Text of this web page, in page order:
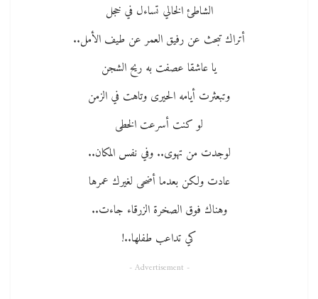
الشاطئ الخالي تساءل في خجل
أتراك تبحث عن رفيق العمر عن طيف الأمل..
يا عاشقا عصفت به ريح الشجن
وتبعثرت أيامه الحيرى وتاهت في الزمن
لو كنت أسرعت الخطى
لوجدت من تهوى.. وفي نفس المكان..
عادت ولكن بعدما أضحى لغيرك عمرها
وهناك فوق الصخرة الزرقاء جاءت..
كي تداعب طفلها..!
- Advertisement -